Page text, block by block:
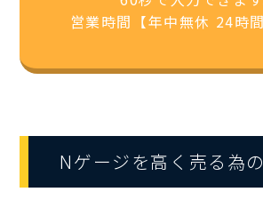
営業時間【年中無休 24時間
Nゲージを高く売る為